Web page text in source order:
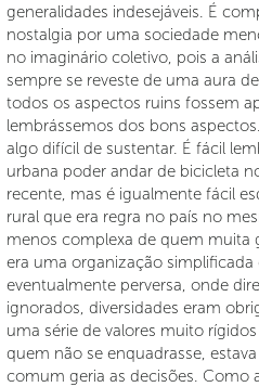
generalidades indesejáveis. É
nostalgia por uma sociedade
no imaginário coletivo, pois a
sempre se reveste de uma aura
todos os aspectos ruins fossem
lembrássemos dos bons
algo difícil de sustentar. É fácil
urbana poder andar de bicicleta
recente, mas é igualmente fácil
rural que era regra no país no
menos complexa de quem muita
era uma organização simplificada
eventualmente perversa, onde
ignorados, diversidades eram
uma série de valores muito
quem não se enquadrasse,
comum geria as decisões. Como